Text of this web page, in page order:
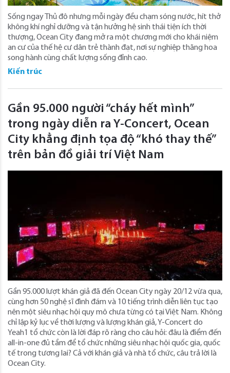
Sống ngay Thủ đô nhưng mỗi ngày đều chạm sóng nước, hít thở
không khí nghỉ dưỡng và tận hưởng hệ sinh thái tiện ích thời
thượng, Ocean City đang mở ra một chương mới cho khái niệm
an cư của thế hệ cư dân trẻ thành đạt, nơi sự nghiệp thăng hoa
song hành cùng chất lượng sống đỉnh cao.
Kiến trúc
Gần 95.000 người “cháy hết mình”
trong ngày diễn ra Y-Concert, Ocean
City khẳng định tọa độ “khó thay thế”
trên bản đồ giải trí Việt Nam
Gần 95.000 lượt khán giả đã đến Ocean City ngày 20/12 vừa qua,
cùng hơn 50 nghệ sĩ đình đám và 10 tiếng trình diễn liên tục tạo
nên một siêu nhạc hội quy mô chưa từng có tại Việt Nam. Không
chỉ lập kỷ lục về thời lượng và lượng khán giả, Y-Concert do
Yeah1 tổ chức còn là lời đáp rõ ràng cho câu hỏi: đâu là điểm đến
all-in-one đủ tầm để tổ chức những siêu nhạc hội quốc gia, quốc
tế trong tương lai? Cả với khán giả và nhà tổ chức, câu trả lời là
Ocean City.